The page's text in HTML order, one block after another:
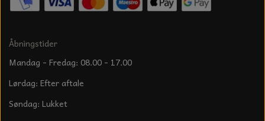
Åbningstider
Mandag - Fredag: 08.00 - 17.00
Lørdag: Efter aftale
Søndag: Lukket